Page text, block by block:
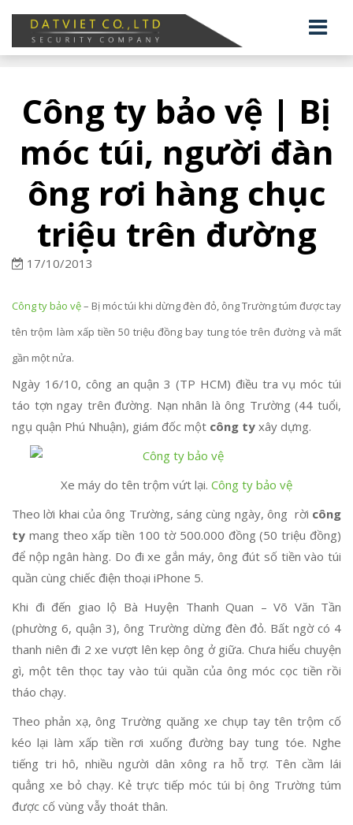
Công ty bảo vệ | Bị
móc túi, người đàn
ông rơi hàng chục
triệu trên đường
17/10/2013
Công ty bảo vệ– Bị móc túi khi dừng đèn đỏ, ông Trường túm được tay
tên trộm làm xấp tiền 50 triệu đồng bay tung tóe trên đường và mất
gần một nửa.
Ngày 16/10, công an quận 3 (TP HCM) điều tra vụ móc túi
táo tợn ngay trên đường. Nạn nhân là ông Trường (44 tuổi,
ngụ quận Phú Nhuận), giám đốc một công ty xây dựng.
Xe máy do tên trộm vứt lại. Công ty bảo vệ
Theo lời khai của ông Trường, sáng cùng ngày, ông rời công
ty mang theo xấp tiền 100 tờ 500.000 đồng (50 triệu đồng)
để nộp ngân hàng. Do đi xe gắn máy, ông đút số tiền vào túi
quần cùng chiếc điện thoại iPhone 5.
Khi đi đến giao lộ Bà Huyện Thanh Quan – Võ Văn Tần
(phường 6, quận 3), ông Trường dừng đèn đỏ. Bất ngờ có 4
thanh niên đi 2 xe vượt lên kẹp ông ở giữa. Chưa hiểu chuyện
gì, một tên thọc tay vào túi quần của ông móc cọc tiền rồi
tháo chạy.
Theo phản xạ, ông Trường quăng xe chụp tay tên trộm cố
kéo lại làm xấp tiền rơi xuống đường bay tung tóe. Nghe
tiếng tri hô, nhiều người dân xông ra hỗ trợ. Tên cầm lái
quẳng xe bỏ chạy. Kẻ trực tiếp móc túi bị ông Trường túm
được cố vùng vẫy thoát thân.